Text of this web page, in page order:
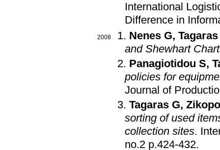
International
Difference in
2008 Nenes G,
and Shewhart
Panagiotidou S,
policies for
Journal of
Tagaras G,
sorting of used
collection sites.
no.2 p.424-432.